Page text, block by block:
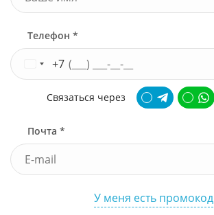
Телефон *
+7
Связаться через
Почта *
У меня есть промокод